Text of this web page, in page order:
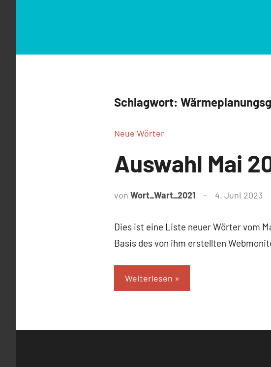
Schlagwort:
Neue Wörter
Auswahl Mai
von Wort_Wart_2021 4. Juni 2023
Dies ist eine Liste neuer Wörter vom
Basis des von ihm erstellten
Weiterlesen